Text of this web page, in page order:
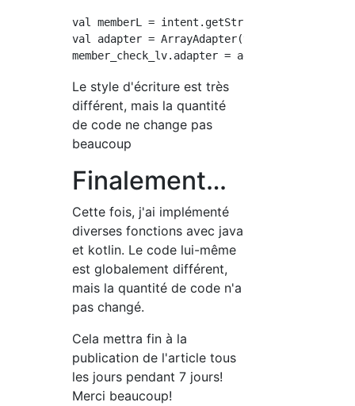
val memberL =
val adapter = ArrayAdapter(this,
Le style d'écriture est très
différent, mais la quantité
de code ne change pas
beaucoup
Finalement…
Cette fois, j'ai implémenté
diverses fonctions avec java
et kotlin. Le code lui-même
est globalement différent,
mais la quantité de code n'a
pas changé.
Cela mettra fin à la
publication de l'article tous
les jours pendant 7 jours!
Merci beaucoup!